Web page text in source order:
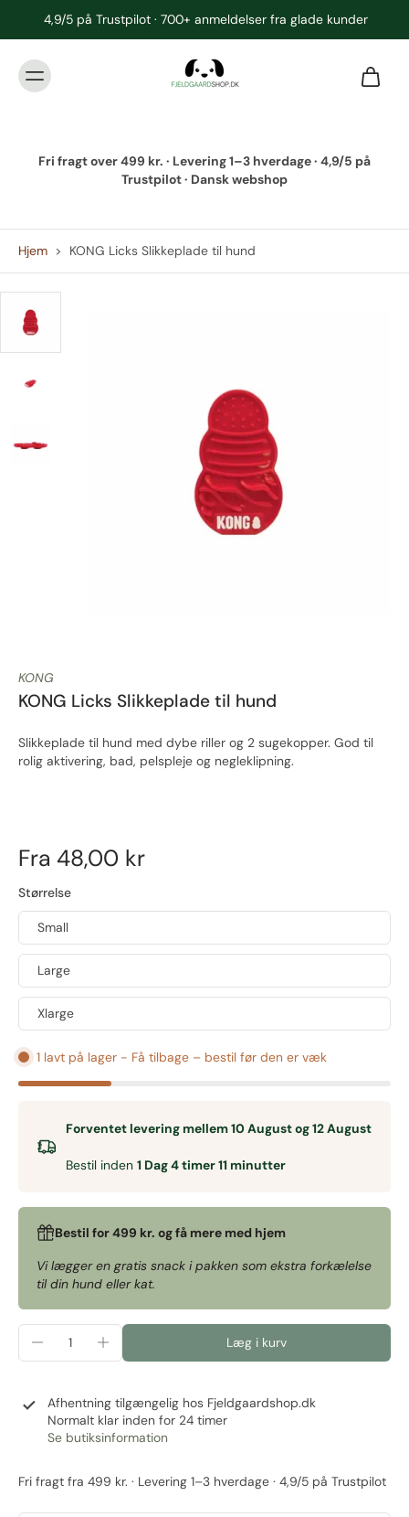
4,9/5 på Trustpilot · 700+ anmeldelser fra glade kunder
Fri fragt over 499 kr. · Levering 1–3 hverdage · 4,9/5 på
Trustpilot · Dansk webshop
Hjem > KONG Licks Slikkeplade til hund
KONG
KONG Licks Slikkeplade til hund
Slikkeplade til hund med dybe riller og 2 sugekopper. God til
rolig aktivering, bad, pelspleje og negleklipning.
Fra 48,00 kr
Størrelse
Small
Large
Xlarge
1 lavt på lager - Få tilbage – bestil før den er væk
Forventet levering mellem 10 August og 12 August
Bestil inden 1 Dag 4 timer 11 minutter
Bestil for 499 kr. og få mere med hjem
Vi lægger en gratis snack i pakken som ekstra forkælelse
til din hund eller kat.
Læg i kurv
Afhentning tilgængelig hos Fjeldgaardshop.dk
Normalt klar inden for 24 timer
Se butiksinformation
Fri fragt fra 499 kr. · Levering 1–3 hverdage · 4,9/5 på Trustpilot